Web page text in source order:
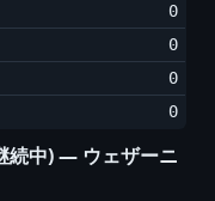
0
0
0
0
続中) ― ウェザーニ